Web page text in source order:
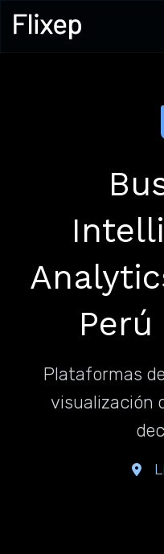
Plataformas
visualización